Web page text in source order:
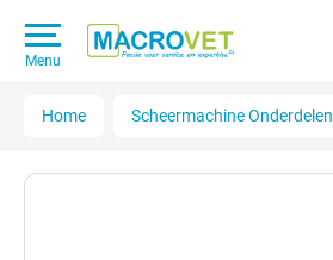
Menu
Home Scheermachine Onderdelen